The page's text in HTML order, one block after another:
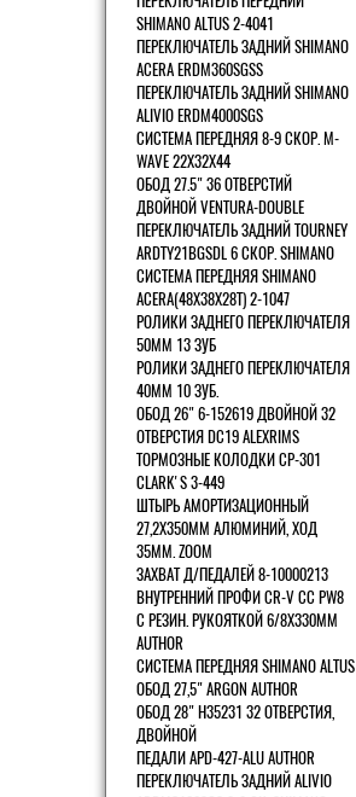
SHIMANO ALTUS 2-4041
ПЕРЕКЛЮЧАТЕЛЬ ЗАДНИЙ SHIMANO
ACERA ERDM360SGSS
ПЕРЕКЛЮЧАТЕЛЬ ЗАДНИЙ SHIMANO
ALIVIO ERDM4000SGS
СИСТЕМА ПЕРЕДНЯЯ 8-9 СКОР. M-
WAVE 22Х32Х44
ОБОД 27.5" 36 ОТВЕРСТИЙ
ДВОЙНОЙ VENTURA-DOUBLE
ПЕРЕКЛЮЧАТЕЛЬ ЗАДНИЙ TOURNEY
ARDTY21BGSDL 6 СКОР. SHIMANO
СИСТЕМА ПЕРЕДНЯЯ SHIMANO
ACERA(48Х38Х28Т) 2-1047
РОЛИКИ ЗАДНЕГО ПЕРЕКЛЮЧАТЕЛЯ
50ММ 13 ЗУБ
РОЛИКИ ЗАДНЕГО ПЕРЕКЛЮЧАТЕЛЯ
40ММ 10 ЗУБ.
ОБОД 26" 6-152619 ДВОЙНОЙ 32
ОТВЕРСТИЯ DC19 ALEXRIMS
ТОРМОЗНЫЕ КОЛОДКИ CP-301
CLARK'S 3-449
ШТЫРЬ АМОРТИЗАЦИОННЫЙ
27,2Х350ММ АЛЮМИНИЙ, ХОД
35ММ. ZOOM
ЗАХВАТ Д/ПЕДАЛЕЙ 8-10000213
ВНУТРЕННИЙ ПРОФИ CR-V CC PW8
С РЕЗИН. РУКОЯТКОЙ 6/8X330ММ
AUTHOR
СИСТЕМА ПЕРЕДНЯЯ SHIMANO ALTUS
ОБОД 27,5" ARGON AUTHOR
ОБОД 28" H35231 32 ОТВЕРСТИЯ,
ДВОЙНОЙ
ПЕДАЛИ APD-427-ALU AUTHOR
ПЕРЕКЛЮЧАТЕЛЬ ЗАДНИЙ ALIVIO